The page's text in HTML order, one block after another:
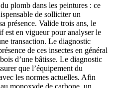
plomb dans les peintures : ce
de solliciter un
présence. Valide trois ans, le
est en vigueur pour analyser le
transaction. Le diagnostic
de ces insectes en général
d’une bâtisse. Le diagnostic
que l’équipement du
les normes actuelles. Afin
monoxyde de carbone, un